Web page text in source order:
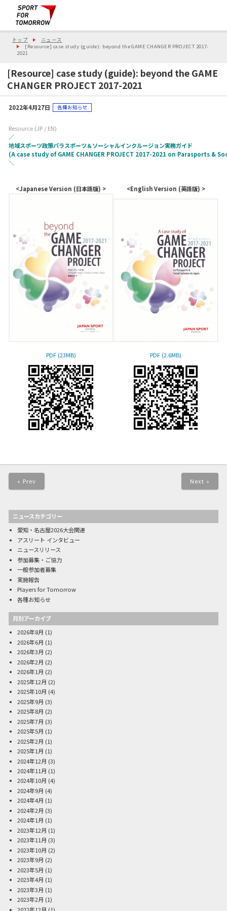
トップ
ニュース
[Resource] case study (guide): beyond the GAME CHANGER PROJECT 2017-
2021
[Resource] case study (guide): beyond the GAME
CHANGER PROJECT 2017-2021
2022年4月27日 各種お知らせ
Resource (JP / EN)
／
地域スポーツ政策パラスポーツ＆ソーシャルインクルージョン実務ガイド
(A case study of GAME CHANGER PROJECT 2017-2021 on Parasports &
＼
<Japanese Version (日本語版) > <English Version (英語版) >
PDF (23MB) PDF (2.6MB)
« Prev Next »
ニュースカテゴリー
愛知・名古屋2026大会関連
アスリート インタビュー
ニュースリリース
参加募集・ご協力
一般参加者募集
実施報告
Players for Tomorrow
各種お知らせ
月別アーカイブ
2026年8月 (1)
2026年6月 (1)
2026年3月 (2)
2026年2月 (2)
2026年1月 (2)
2025年12月 (2)
2025年10月 (4)
2025年9月 (3)
2025年8月 (2)
2025年7月 (3)
2025年5月 (1)
2025年2月 (1)
2025年1月 (1)
2024年12月 (3)
2024年11月 (1)
2024年10月 (4)
2024年9月 (4)
2024年4月 (1)
2024年2月 (3)
2024年1月 (1)
2023年12月 (1)
2023年11月 (3)
2023年10月 (2)
2023年9月 (2)
2023年5月 (1)
2023年4月 (1)
2023年3月 (1)
2023年2月 (1)
2022年12月 (1)